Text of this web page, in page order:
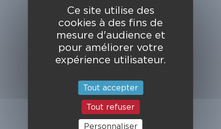
49, chemin de l'Armurié
C.S. 80123
31772 COLOMIERS CEDEX
Contactez-nous
Alerter les secours
Ce site utilise des
cookies à des fins de
mesure d'audience et
pour améliorer votre
expérience utilisateur.
Tout accepter
Tout refuser
Personnaliser